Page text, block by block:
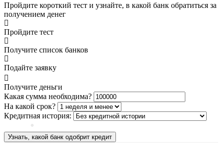
Пройдите короткий тест и узнайте, в какой банк обратиться за
получением денег
Пройдите тест
Получите список банков
Подайте заявку
Получите деньги
Какая сумма необходима?
На какой срок?
Кредитная история:
Узнать, какой банк одобрит кредит